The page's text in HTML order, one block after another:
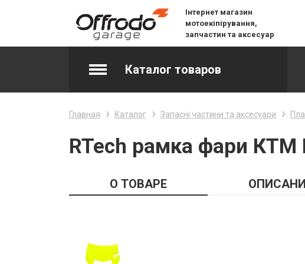
Інтернет магазин
мотоекіпірування,
запчастин та аксесуар
Каталог товаров
Джерсі
Lifestyle
Вилочне масло
Главная Каталог Запасні частини та аксесуари
RTech рамка фари КТМ
О ТОВАРЕ